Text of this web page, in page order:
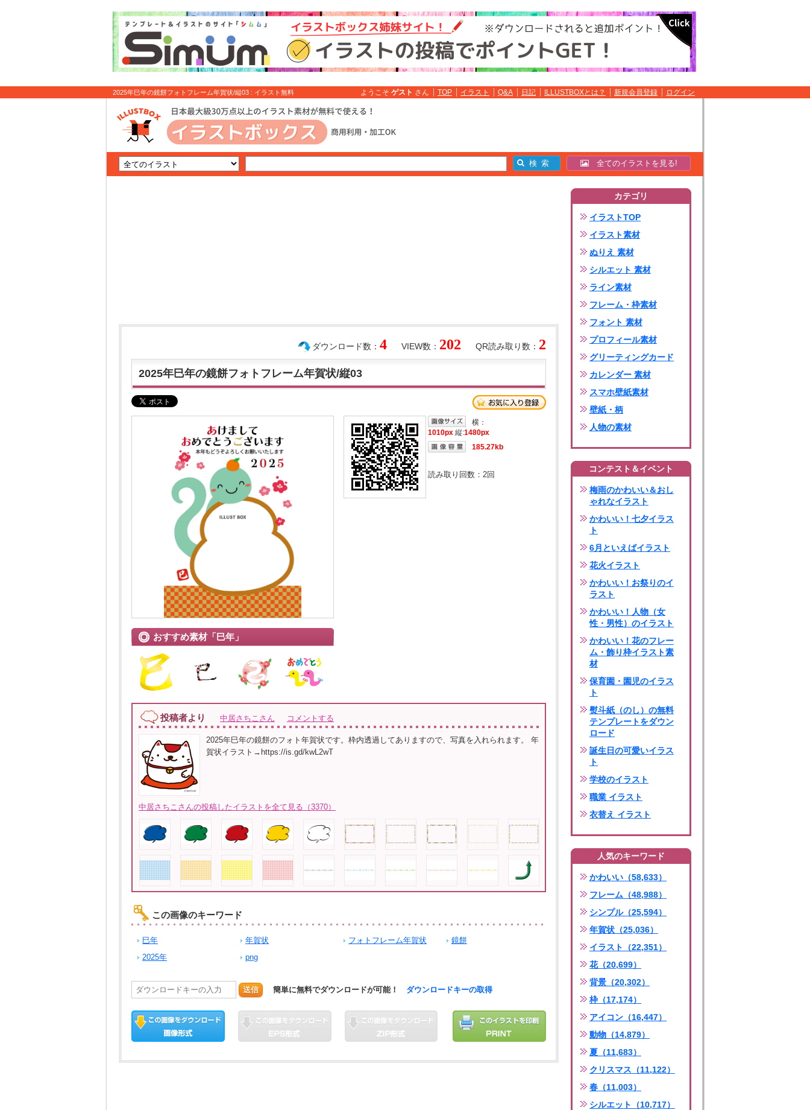
2025年巳年の鏡餅フォトフレーム年賀状/縦03 : イラスト無料 ようこそ ゲスト さん TOP イラスト Q&A 日記 ILLUSTBOXとは？ 新規会員登録 ログイン
全てのイラストを見る!
QR読み取り数： 2
VIEW数： 202
ダウンロード数： 4
2025年巳年の鏡餅フォトフレーム年賀状/縦03
おすすめ素材「巳年」
横：
1010px 縦:1480px
185.27kb
読み取り回数： 2回
投稿者より 中居さちこさん コメントする
2025年巳年の鏡餅のフォト年賀状です。枠内透過してありますので、写真を入れられます。 年
賀状イラスト→https://is.gd/kwL2wT
中居さちこさんの投稿したイラストを全て見る（3370）
この画像のキーワード
巳年 年賀状 フォトフレーム年賀状
鏡餅
2025年
png
送信 簡単に無料でダウンロードが可能！ ダウンロードキーの取得
カテゴリ
イラストTOP
イラスト素材
ぬりえ 素材
シルエット 素材
ライン素材
フレーム・枠素材
フォント 素材
プロフィール素材
グリーティングカード
カレンダー 素材
スマホ壁紙素材
壁紙・柄
人物の素材
コンテスト＆イベント
梅雨のかわいい＆おし
ゃれなイラスト
かわいい！七夕イラス
ト
6月といえばイラスト
花火イラスト
かわいい！お祭りのイ
ラスト
かわいい！人物（女
性・男性）のイラスト
かわいい！花のフレー
ム・飾り枠イラスト素
材
保育園・園児のイラス
ト
熨斗紙（のし）の無料
テンプレートをダウン
ロード
誕生日の可愛いイラス
ト
学校のイラスト
職業 イラスト
衣替え イラスト
人気のキーワード
かわいい（58,633）
フレーム（48,988）
シンプル（25,594）
年賀状（25,036）
イラスト（22,351）
花（20,699）
背景（20,302）
枠（17,174）
アイコン（16,447）
動物（14,879）
夏（11,683）
クリスマス（11,122）
春（11,003）
シルエット（10,717）